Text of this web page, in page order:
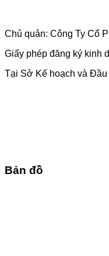
Chủ quản: Công Ty Cổ
Giấy phép đăng ký kinh
Tại Sở Kế hoạch và
Bản đồ